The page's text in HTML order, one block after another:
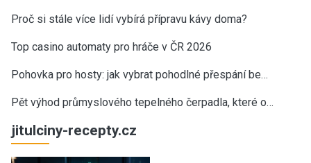
Proč si stále více lidí vybírá přípravu kávy doma?
Top casino automaty pro hráče v ČR 2026
Pohovka pro hosty: jak vybrat pohodlné přespání be…
Pět výhod průmyslového tepelného čerpadla, které o…
jitulciny-recepty.cz